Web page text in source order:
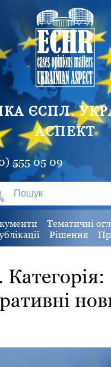
ЄСПЛ.
АСПЕКТ
555 05 09
Тематичні
Рішення
Категорія: